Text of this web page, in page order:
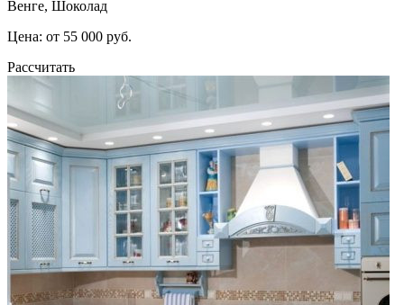
Венге, Шоколад
Цена: от 55 000 руб.
Рассчитать